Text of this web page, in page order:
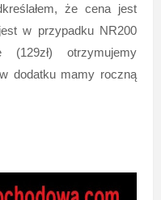
że cena jest
w przypadku NR200
otrzymujemy
dodatku mamy roczną